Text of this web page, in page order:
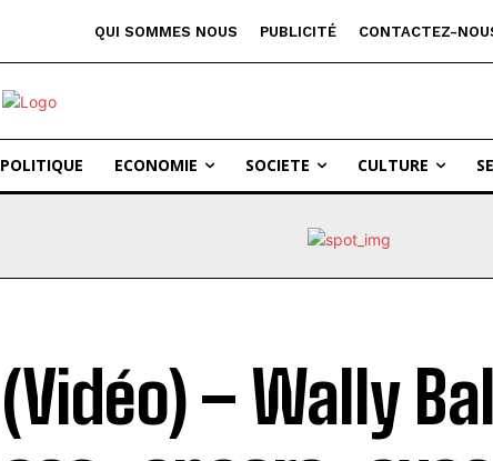
QUI SOMMES NOUS PUBLICITÉ CONTACTEZ-
POLITIQUE ECONOMIE SOCIETE CULTURE
(Vidéo) – Wally